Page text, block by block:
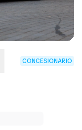
CONCESIONARIO